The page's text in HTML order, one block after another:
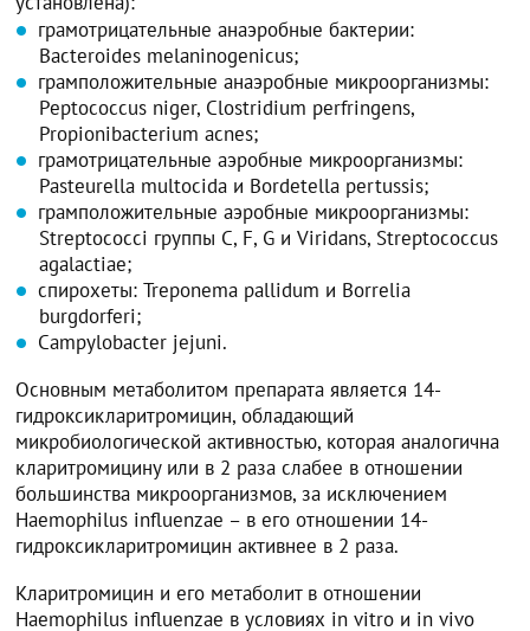
грамотрицательные анаэробные бактерии:
Bacteroides melaninogenicus;
грамположительные анаэробные микроорганизмы:
Peptococcus niger, Clostridium perfringens,
Propionibacterium acnes;
грамотрицательные аэробные микроорганизмы:
Pasteurella multocida и Bordetella pertussis;
грамположительные аэробные микроорганизмы:
Streptococci группы С, F, G и Viridans, Streptococcus
agalactiae;
спирохеты: Treponema pallidum и Borrelia
burgdorferi;
Campylobacter jejuni.
Основным метаболитом препарата является 14-
гидроксикларитромицин, обладающий
микробиологической активностью, которая аналогична
кларитромицину или в 2 раза слабее в отношении
большинства микроорганизмов, за исключением
Haemophilus influenzae – в его отношении 14-
гидроксикларитромицин активнее в 2 раза.
Кларитромицин и его метаболит в отношении
Haemophilus influenzae в условиях in vitro и in vivo